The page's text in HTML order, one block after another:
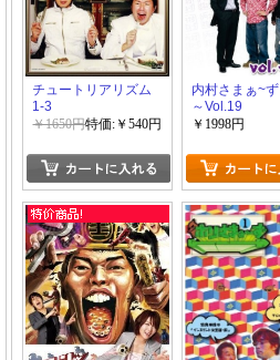
チュートリアリズム
1-3
￥1650円特価:￥540円
内村さまぁ~
～Vol.19
￥1998円